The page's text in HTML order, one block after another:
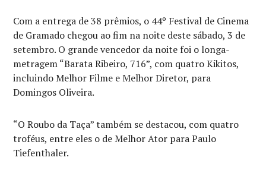
Com a entrega de 38 prêmios, o 44º Festival de Cinema
de Gramado chegou ao fim na noite deste sábado, 3 de
setembro. O grande vencedor da noite foi o longa-
metragem “Barata Ribeiro, 716”, com quatro Kikitos,
incluindo Melhor Filme e Melhor Diretor, para
Domingos Oliveira.
“O Roubo da Taça” também se destacou, com quatro
troféus, entre eles o de Melhor Ator para Paulo
Tiefenthaler.